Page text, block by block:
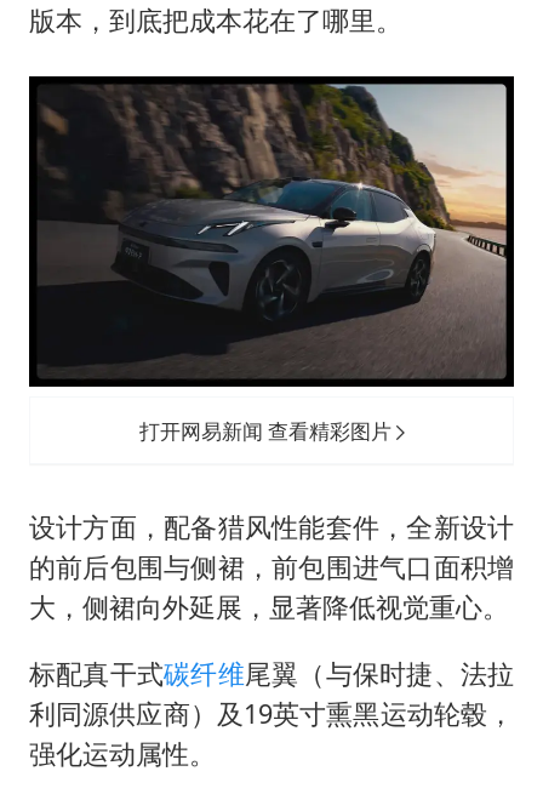
版本，到底把成本花在了哪里。
打开网易新闻 查看精彩图片
设计方面，配备猎风性能套件，全新设计
的前后包围与侧裙，前包围进气口面积增
大，侧裙向外延展，显著降低视觉重心。
标配真干式碳纤维尾翼（与保时捷、法拉
利同源供应商）及19英寸熏黑运动轮毂，
强化运动属性。